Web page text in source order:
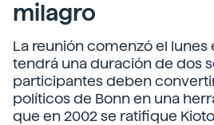
milagro
La reunión comenzó el lunes
tendrá una duración de dos
participantes deben
políticos de Bonn en una
que en 2002 se ratifique